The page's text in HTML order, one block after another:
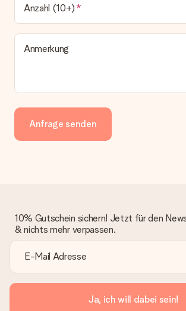
Anzahl (10+)
Anmerkung
Anfrage senden
10% Gutschein sichern! Jetzt für den
& nichts mehr verpassen.
Ja, ich will dabei sein!